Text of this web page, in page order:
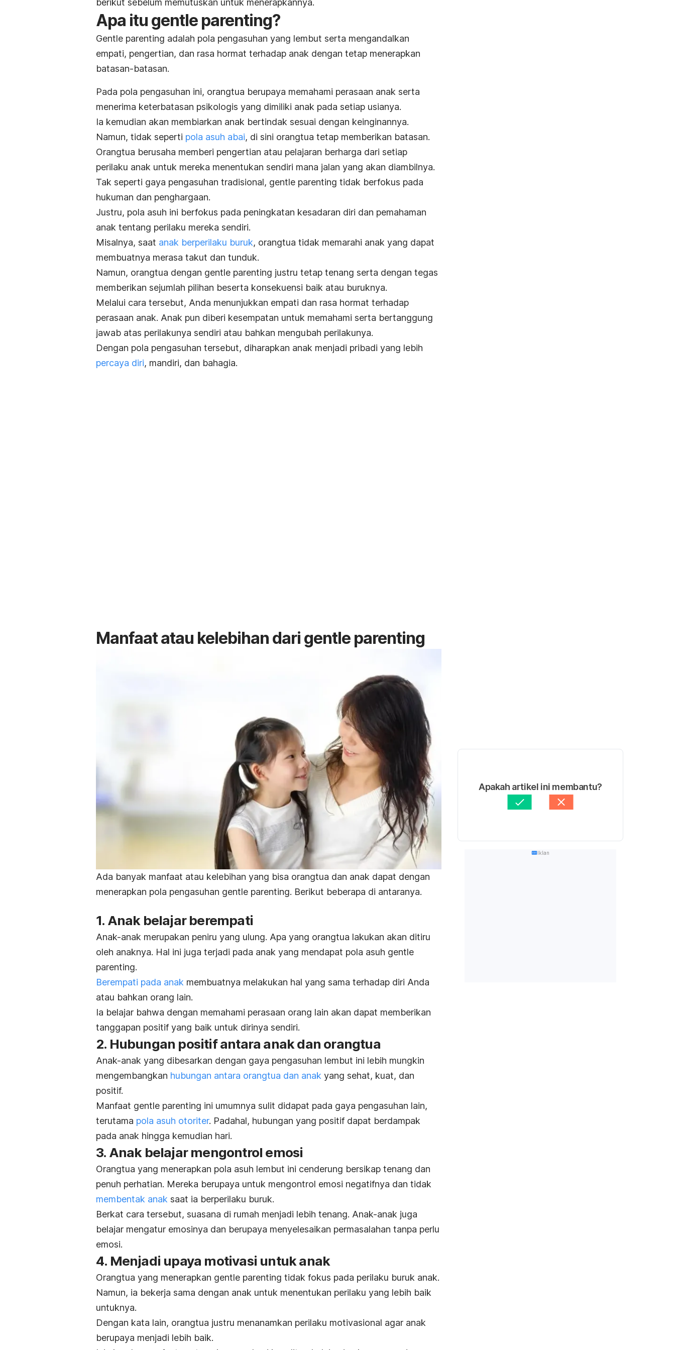
berikut sebelum memutuskan untuk menerapkannya.
Apa itu gentle parenting?
Gentle parenting adalah pola pengasuhan yang lembut serta mengandalkan
empati, pengertian, dan rasa hormat terhadap anak dengan tetap menerapkan
batasan-batasan.
Pada pola pengasuhan ini, orangtua berupaya memahami perasaan anak serta
menerima keterbatasan psikologis yang dimiliki anak pada setiap usianya.
Ia kemudian akan membiarkan anak bertindak sesuai dengan keinginannya.
Namun, tidak seperti pola asuh abai, di sini orangtua tetap memberikan batasan.
Orangtua berusaha memberi pengertian atau pelajaran berharga dari setiap
perilaku anak untuk mereka menentukan sendiri mana jalan yang akan diambilnya.
Tak seperti gaya pengasuhan tradisional, gentle parenting tidak berfokus pada
hukuman dan penghargaan.
Justru, pola asuh ini berfokus pada peningkatan kesadaran diri dan pemahaman
anak tentang perilaku mereka sendiri.
Misalnya, saat anak berperilaku buruk, orangtua tidak memarahi anak yang dapat
membuatnya merasa takut dan tunduk.
Namun, orangtua dengan gentle parenting justru tetap tenang serta dengan tegas
memberikan sejumlah pilihan beserta konsekuensi baik atau buruknya.
Melalui cara tersebut, Anda menunjukkan empati dan rasa hormat terhadap
perasaan anak. Anak pun diberi kesempatan untuk memahami serta bertanggung
jawab atas perilakunya sendiri atau bahkan mengubah perilakunya.
Dengan pola pengasuhan tersebut, diharapkan anak menjadi pribadi yang lebih
percaya diri, mandiri, dan bahagia.
Manfaat atau kelebihan dari gentle parenting
Ada banyak manfaat atau kelebihan yang bisa orangtua dan anak dapat dengan
menerapkan pola pengasuhan gentle parenting. Berikut beberapa di antaranya.
1. Anak belajar berempati
Anak-anak merupakan peniru yang ulung. Apa yang orangtua lakukan akan ditiru
oleh anaknya. Hal ini juga terjadi pada anak yang mendapat pola asuh gentle
parenting.
Berempati pada anak membuatnya melakukan hal yang sama terhadap diri Anda
atau bahkan orang lain.
Ia belajar bahwa dengan memahami perasaan orang lain akan dapat memberikan
tanggapan positif yang baik untuk dirinya sendiri.
2. Hubungan positif antara anak dan orangtua
Anak-anak yang dibesarkan dengan gaya pengasuhan lembut ini lebih mungkin
mengembangkan hubungan antara orangtua dan anak yang sehat, kuat, dan
positif.
Manfaat gentle parenting ini umumnya sulit didapat pada gaya pengasuhan lain,
terutama pola asuh otoriter. Padahal, hubungan yang positif dapat berdampak
pada anak hingga kemudian hari.
3. Anak belajar mengontrol emosi
Orangtua yang menerapkan pola asuh lembut ini cenderung bersikap tenang dan
penuh perhatian. Mereka berupaya untuk mengontrol emosi negatifnya dan tidak
membentak anak saat ia berperilaku buruk.
Berkat cara tersebut, suasana di rumah menjadi lebih tenang. Anak-anak juga
belajar mengatur emosinya dan berupaya menyelesaikan permasalahan tanpa perlu
emosi.
4. Menjadi upaya motivasi untuk anak
Orangtua yang menerapkan gentle parenting tidak fokus pada perilaku buruk anak.
Namun, ia bekerja sama dengan anak untuk menentukan perilaku yang lebih baik
untuknya.
Dengan kata lain, orangtua justru menanamkan perilaku motivasional agar anak
berupaya menjadi lebih baik.
Apakah artikel ini membantu?
Iklan